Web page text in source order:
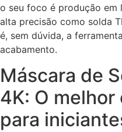
o seu foco é produção em
alta precisão como solda
é, sem dúvida, a
acabamento.
Máscara de
4K: O
para